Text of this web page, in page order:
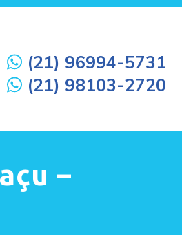
(21) 96994-5731
(21) 98103-2720
–